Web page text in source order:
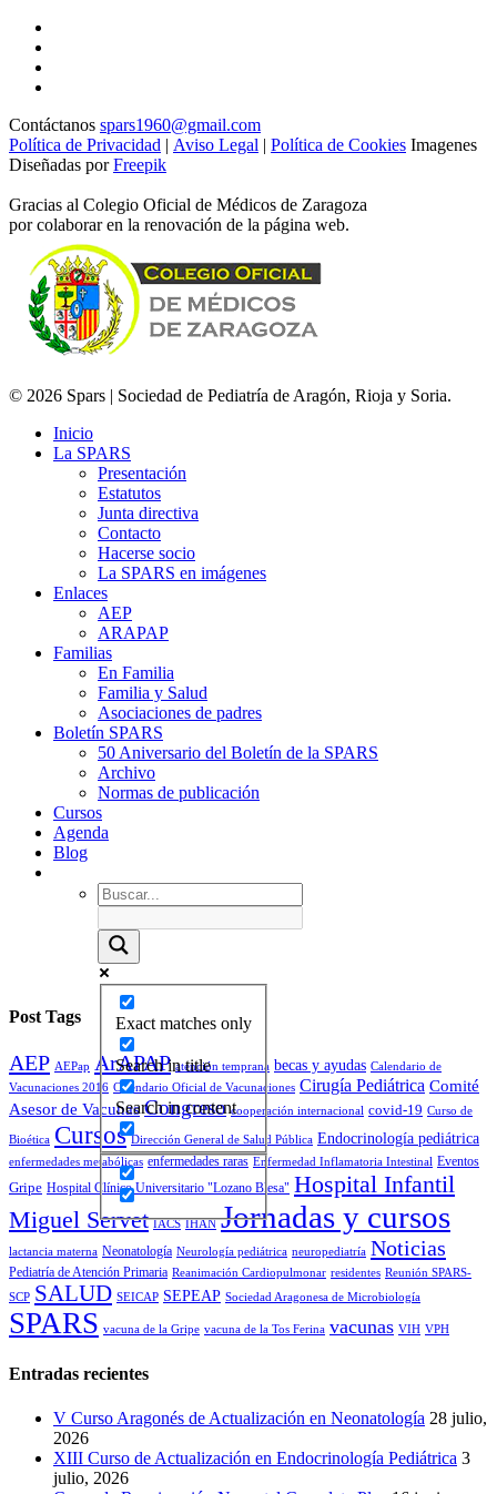
Contáctanos spars1960@gmail.com
Política de Privacidad | Aviso Legal | Política de Cookies Imagenes
Diseñadas porFreepik
Gracias al Colegio Oficial de Médicos de Zaragoza
por colaborar en la renovación de la página web.
© 2026 Spars | Sociedad de Pediatría de Aragón, Rioja y Soria.
Inicio
La SPARS
Presentación
Estatutos
Junta directiva
Contacto
Hacerse socio
La SPARS en imágenes
Enlaces
AEP
ARAPAP
Familias
En Familia
Familia y Salud
Asociaciones de padres
Boletín SPARS
50 Aniversario del Boletín de la SPARS
Archivo
Normas de publicación
Cursos
Agenda
Blog
Exact matches only
Search in title
Search in content
Post Tags
AEP AEPap ArAPAP atención temprana becas y ayudas Calendario de
Vacunaciones 2016 Calendario Oficial de Vacunaciones Cirugía Pediátrica Comité
Asesor de Vacunas Congreso cooperación internacional covid-19 Curso de
Bioética Cursos Dirección General de Salud Pública Endocrinología pediátrica
enfermedades metabólicas enfermedades raras Enfermedad Inflamatoria Intestinal Eventos
Gripe Hospital Clínico Universitario "Lozano Blesa" Hospital Infantil
Miguel Servet IACS IHAN Jornadas y cursos
lactancia materna Neonatología Neurología pediátrica neuropediatría Noticias
Pediatría de Atención Primaria Reanimación Cardiopulmonar residentes Reunión SPARS-
SCP SALUD SEICAP SEPEAP Sociedad Aragonesa de Microbiología
SPARS vacuna de la Gripe vacuna de la Tos Ferina vacunas VIH VPH
Entradas recientes
V Curso Aragonés de Actualización en Neonatología 28 julio,
2026
XIII Curso de Actualización en Endocrinología Pediátrica 3
julio, 2026